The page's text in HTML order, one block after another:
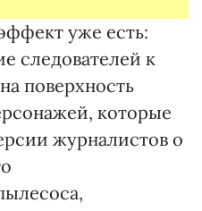
уже есть:
следователей к
поверхность
которые
журналистов о